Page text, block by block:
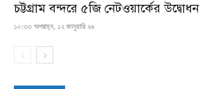
চট্টগ্রাম বন্দরে ৫জি নেটওয়ার্কের উদ্বোধন
১০:৩৩ অপরাহ্ন, ১২ জানুয়ারি ২৬